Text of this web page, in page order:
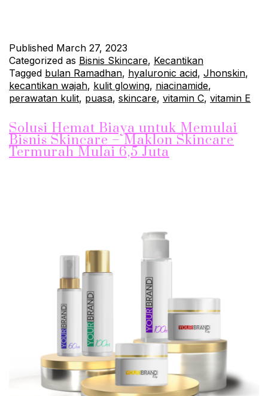
Published March 27, 2023
Categorized as Bisnis Skincare, Kecantikan
Tagged bulan Ramadhan, hyaluronic acid, Jhonskin,
kecantikan wajah, kulit glowing, niacinamide,
perawatan kulit, puasa, skincare, vitamin C, vitamin E
Solusi Hemat Biaya untuk Memulai
Bisnis Skincare – Maklon Skincare
Termurah Mulai 6,5 Juta